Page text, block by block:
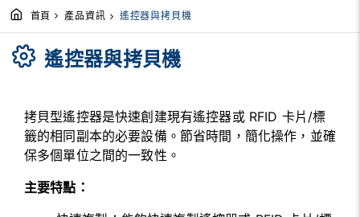
首頁 產品資訊 遙控器與拷貝機
遙控器與拷貝機
拷貝型遙控器是快速創建現有遙控器或 RFID 卡片/標
籤的相同副本的必要設備。節省時間，簡化操作，並確
保多個單位之間的一致性。
主要特點：